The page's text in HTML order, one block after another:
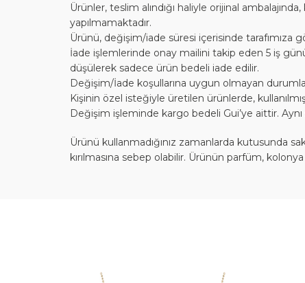
Ürünler, teslim alındığı haliyle orijinal
yapılmamaktadır.
Ürünü, değişim/iade süresi içerisinde tarafımıza
İade işlemlerinde onay mailini takip eden 5 iş
düşülerek sadece ürün bedeli iade edilir.
Değişim/İade koşullarına uygun olmayan
Kişinin özel isteğiyle üretilen ürünlerde,
Değişim işleminde kargo bedeli Gui’ye aittir.
Ürünü kullanmadığınız zamanlarda kutusunda
kırılmasına sebep olabilir. Ürünün parfüm,